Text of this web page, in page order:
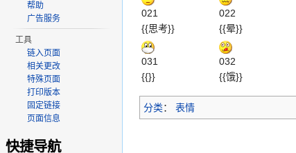
021
{{思考}}
022
{{晕}}
031
{{}}
032
{{饿}}
分类： 表情
帮助
广告服务
工具
链入页面
相关更改
特殊页面
打印版本
固定链接
页面信息
快捷导航